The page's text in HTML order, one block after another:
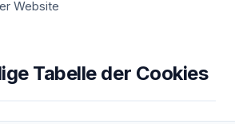
Website
Tabelle der Cookies